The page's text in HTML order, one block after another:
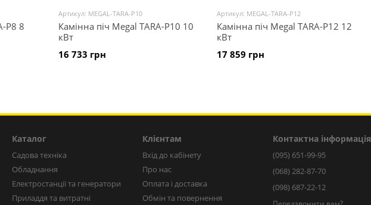
P8 8
Артикул: MEGAL-TARA-P10
Камінна піч Megal TARA-P10 10
кВт
16 733 грн
Артикул: MEGAL-TARA-P12
Камінна піч Megal TARA-P12 12
кВт
17 859 грн
Каталог
Садова техніка
Обладнання
Електростанції та генератори
Приладдя та витратні
Клієнтам
Вхід до кабінету
Про нас
Оплата і доставка
Обмін та повернення
Контактна інформація
(095) 651-99-95
(068) 282-87-70
(098) 687-22-12